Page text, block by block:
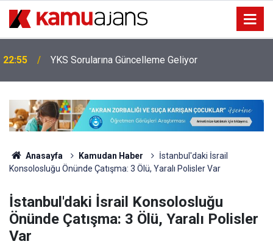
22:55 YKS Sorularına Güncelleme Geliyor
Anasayfa Kamudan Haber
İstanbul'daki İsrail
Konsolosluğu Önünde Çatışma: 3 Ölü, Yaralı Polisler Var
İstanbul'daki İsrail Konsolosluğu
Önünde Çatışma: 3 Ölü, Yaralı Polisler
Var